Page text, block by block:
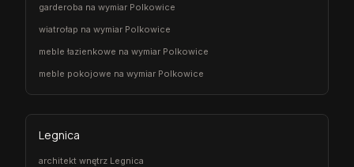
garderoba na wymiar Polkowice
wiatrołap na wymiar Polkowice
meble łazienkowe na wymiar Polkowice
meble pokojowe na wymiar Polkowice
Legnica
architekt wnętrz Legnica